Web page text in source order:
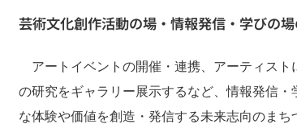
芸術文化創作活動の場・情報発信・学びの
アートイベントの開催・連携、アーティスト
の研究をギャラリー展示するなど、情報発信
な体験や価値を創造・発信する未来志向のまち